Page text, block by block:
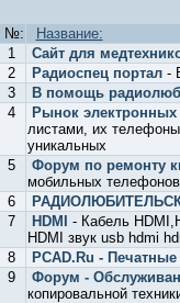
№: Название:
1
Сайт для
2
Радиоспец портал-
3
В помощь
4
Рынок
листами, их
уникальных
5 Форум по ремонту
мобильных
6
7
HDMI
- Кабель
HDMI звук usb hdmi
8 PCAD.Ru -
9
Форум -
копировальной